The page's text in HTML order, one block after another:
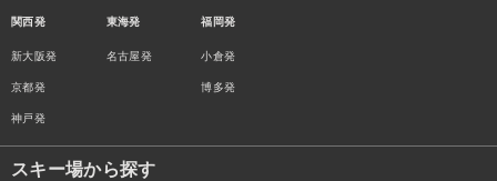
関西発
新大阪発
京都発
神戸発
東海発
名古屋発
福岡発
小倉発
博多発
スキー場から探す